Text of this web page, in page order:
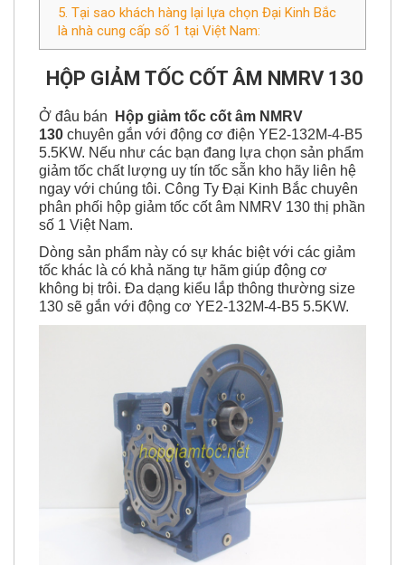
5. Tại sao khách hàng lại lựa chọn Đại Kinh Bắc
là nhà cung cấp số 1 tại Việt Nam:
HỘP GIẢM TỐC CỐT ÂM NMRV 130
Ở đâu bán
Hộp giảm tốc cốt âm NMRV
130 chuyên gắn với động cơ điện YE2-132M-4-B5
5.5KW. Nếu như các bạn đang lựa chọn sản phẩm
giảm tốc chất lượng uy tín tốc sẵn kho hãy liên hệ
ngay với chúng tôi. Công Ty Đại Kinh Bắc chuyên
phân phối hộp giảm tốc cốt âm NMRV 130 thị phần
số 1 Việt Nam.
Dòng sản phẩm này có sự khác biệt với các giảm
tốc khác là có khả năng tự hãm giúp động cơ
không bị trôi. Đa dạng kiểu lắp thông thường size
130 sẽ gắn với động cơ YE2-132M-4-B5 5.5KW.